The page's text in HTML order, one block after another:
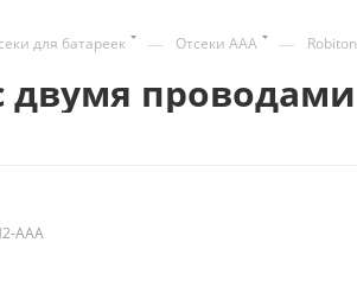
для батареек — Отсеки AAA —
двумя проводами
AAA